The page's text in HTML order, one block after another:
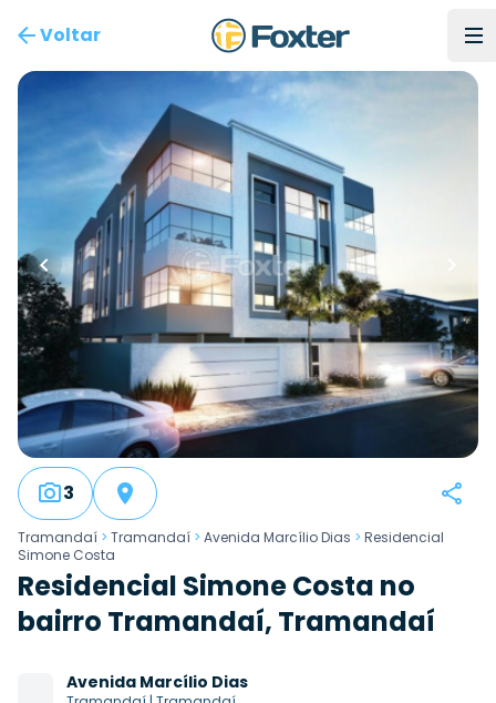
Voltar
3
Tramandaí > Tramandaí > Avenida Marcílio Dias > Residencial
Simone Costa
Residencial Simone Costa no
bairro Tramandaí, Tramandaí
Avenida Marcílio Dias